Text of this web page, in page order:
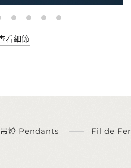
吊燈 Pendants Fil de Fer